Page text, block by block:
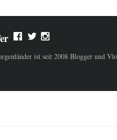
ist seit 2008 Blogger und